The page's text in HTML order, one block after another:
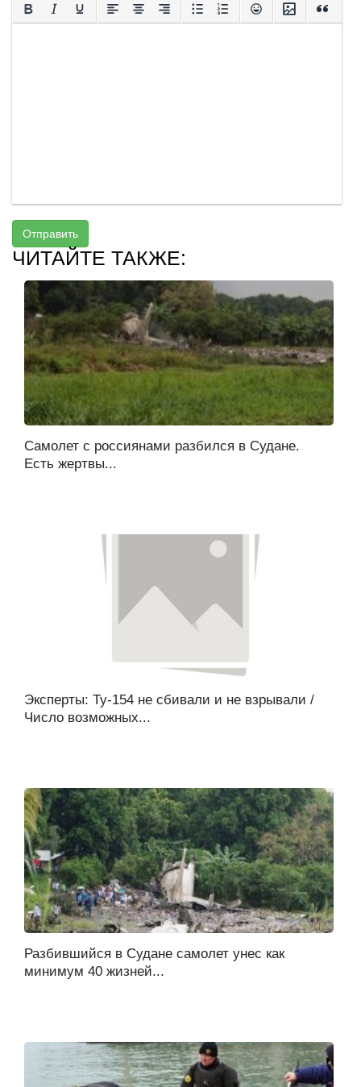
Отправить
ЧИТАЙТЕ ТАКЖЕ:
Самолет с россиянами разбился в Судане.
Есть жертвы...
Эксперты: Ту-154 не сбивали и не взрывали /
Число возможных...
Разбившийся в Судане самолет унес как
минимум 40 жизней...